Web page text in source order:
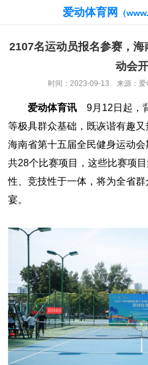
爱动体育网 （
2107名运动员报名参赛，
动会
时间：2023-09-13 来源：
爱动体育讯 9月12日起，
等极具群众基础，既诙谐有趣
海南省第十五届全民健身运动
共28个比赛项目，这些比赛项
性、竞技性于一体，将为全省
宴。